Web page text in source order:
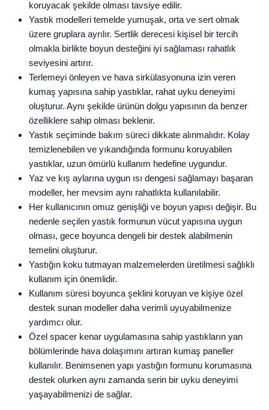
koruyacak şekilde olması tavsiye edilir.
Yastık modelleri temelde yumuşak, orta ve sert olmak
üzere gruplara ayrılır. Sertlik derecesi kişisel bir tercih
olmakla birlikte boyun desteğini iyi sağlaması rahatlık
seviyesini artırır.
Terlemeyi önleyen ve hava sirkülasyonuna izin veren
kumaş yapısına sahip yastıklar, rahat uyku deneyimi
oluşturur. Aynı şekilde ürünün dolgu yapısının da benzer
özelliklere sahip olması beklenir.
Yastık seçiminde bakım süreci dikkate alınmalıdır. Kolay
temizlenebilen ve yıkandığında formunu koruyabilen
yastıklar, uzun ömürlü kullanım hedefine uygundur.
Yaz ve kış aylarına uygun ısı dengesi sağlamayı başaran
modeller, her mevsim aynı rahatlıkta kullanılabilir.
Her kullanıcının omuz genişliği ve boyun yapısı değişir. Bu
nedenle seçilen yastık formunun vücut yapısına uygun
olması, gece boyunca dengeli bir destek alabilmenin
temelini oluşturur.
Yastığın koku tutmayan malzemelerden üretilmesi sağlıklı
kullanım için önemlidir.
Kullanım süresi boyunca şeklini koruyan ve kişiye özel
destek sunan modeller daha verimli uyuyabilmenize
yardımcı olur.
Özel spacer kenar uygulamasına sahip yastıkların yan
bölümlerinde hava dolaşımını artıran kumaş paneller
kullanılır. Benimsenen yapı yastığın formunu korumasına
destek olurken aynı zamanda serin bir uyku deneyimi
yaşayabilmenizi de sağlar.